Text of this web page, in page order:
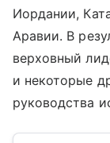
Иордании,
Аравии. В
верховный
и некоторые
руководства